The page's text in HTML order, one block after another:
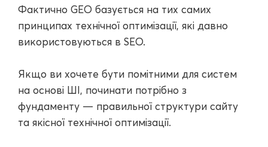
Фактично GEO базується на тих самих
принципах технічної оптимізації, які давно
використовуються в SEO.
Якщо ви хочете бути помітними для систем
на основі ШІ, починати потрібно з
фундаменту — правильної структури сайту
та якісної технічної оптимізації.